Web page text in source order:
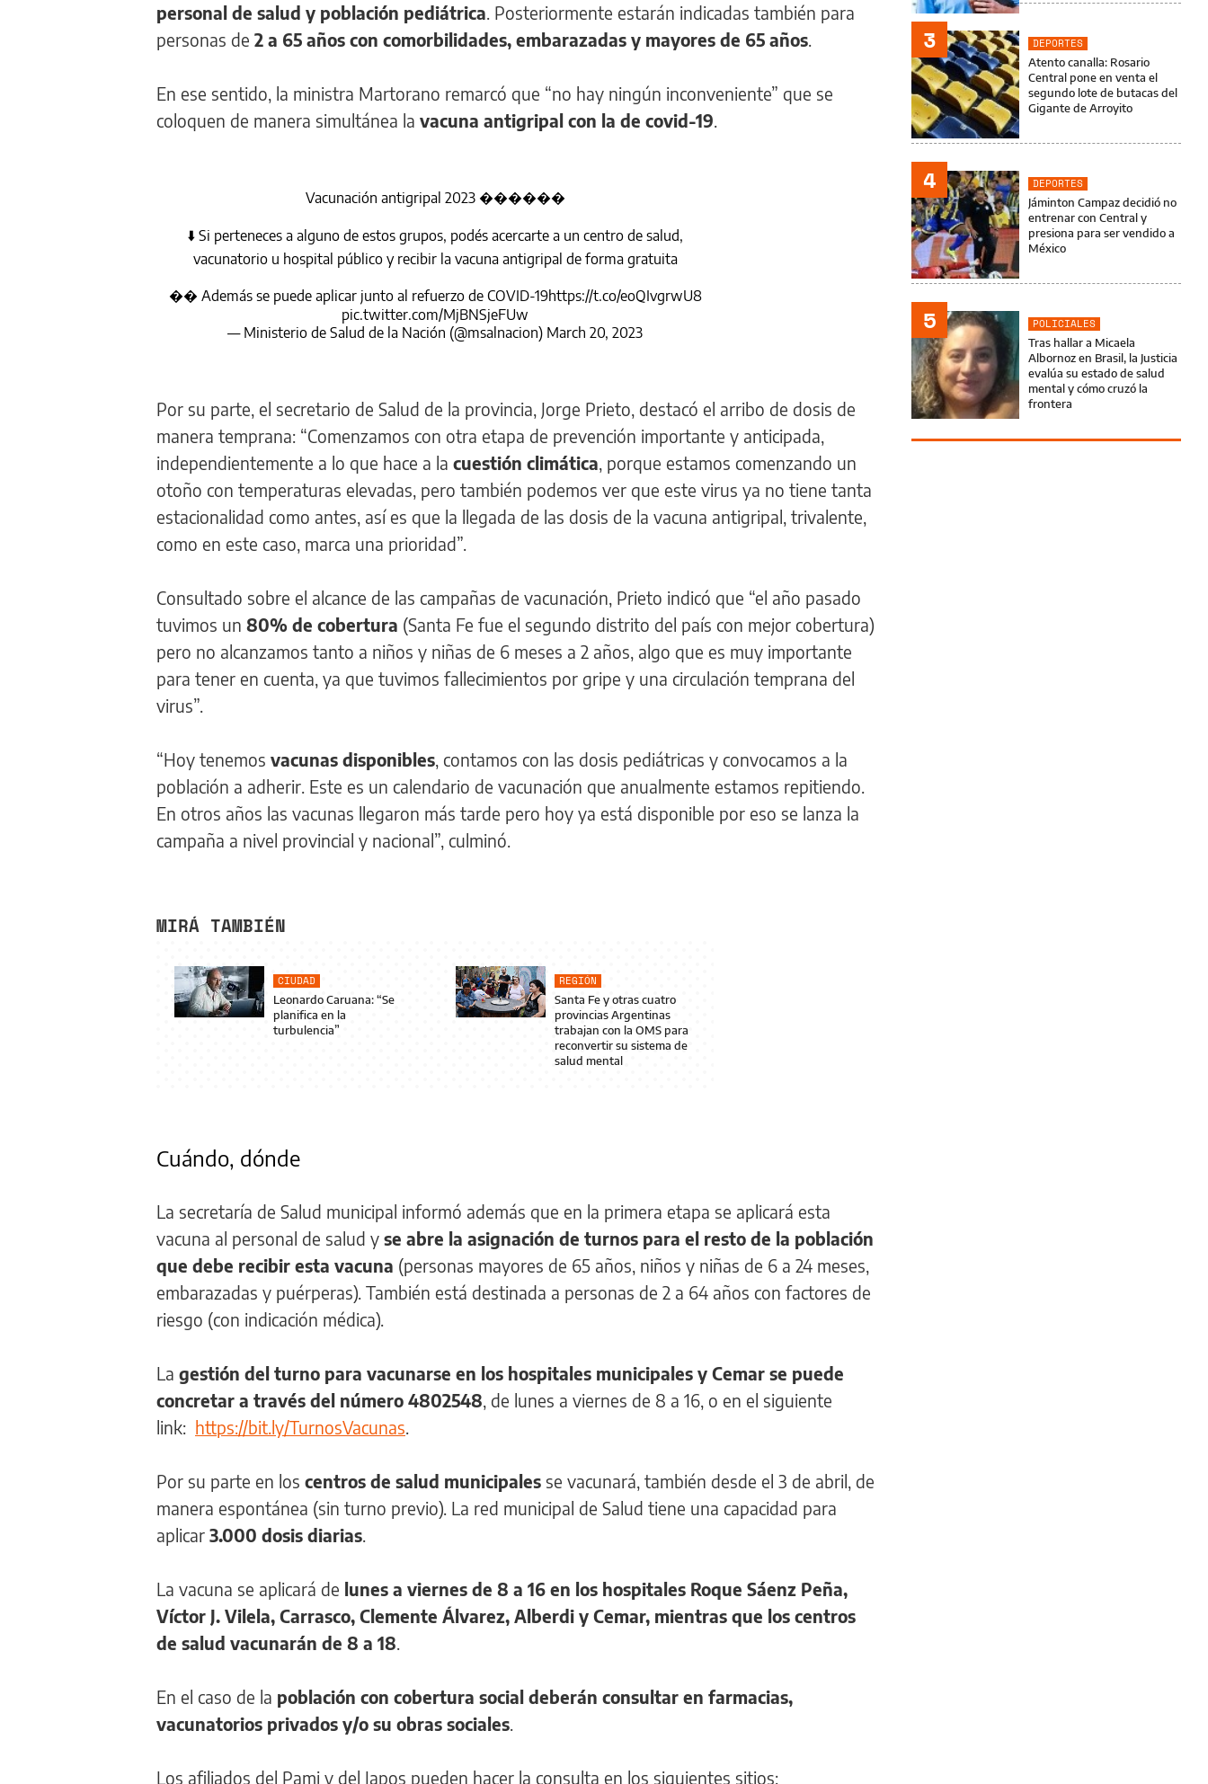
personal de salud y población pediátrica . Posteriormente estarán indicadas también para
personas de 2 a 65 años con comorbilidades, embarazadas y mayores de 65 años
En ese sentido, la ministra Martorano remarcó que “no hay ningún inconveniente” que se
coloquen de manera simultánea la vacuna antigripal con la de covid-19
Vacunación antigripal 2023 ������
⬇️ Si perteneces a alguno de estos grupos, podés acercarte a un centro de salud,
vacunatorio u hospital público y recibir la vacuna antigripal de forma gratuita
�� Además se puede aplicar junto al refuerzo de COVID-19https://t.co/eoQIvgrwU8
pic.twitter.com/MjBNSjeFUw
— Ministerio de Salud de la Nación (@msalnacion) March 20, 2023
Por su parte, el secretario de Salud de la provincia, Jorge Prieto, destacó el arribo de dosis de
manera temprana: “Comenzamos con otra etapa de prevención importante y anticipada,
independientemente a lo que hace a la cuestión climática , porque estamos comenzando un
otoño con temperaturas elevadas, pero también podemos ver que este virus ya no tiene tanta
estacionalidad como antes, así es que la llegada de las dosis de la vacuna antigripal, trivalente,
como en este caso, marca una prioridad”.
Consultado sobre el alcance de las campañas de vacunación, Prieto indicó que “el año pasado
tuvimos un 80% de cobertura (Santa Fe fue el segundo distrito del país con mejor cobertura)
pero no alcanzamos tanto a niños y niñas de 6 meses a 2 años, algo que es muy importante
para tener en cuenta, ya que tuvimos fallecimientos por gripe y una circulación temprana del
virus”.
“Hoy tenemos vacunas disponibles , contamos con las dosis pediátricas y convocamos a la
población a adherir. Este es un calendario de vacunación que anualmente estamos repitiendo.
En otros años las vacunas llegaron más tarde pero hoy ya está disponible por eso se lanza la
campaña a nivel provincial y nacional”, culminó.
MIRÁ TAMBIÉN
CIUDAD
Leonardo Caruana: “Se
planifica en la
turbulencia”
REGIÓN
Santa Fe y otras cuatro
provincias Argentinas
trabajan con la OMS para
reconvertir su sistema de
salud mental
Cuándo, dónde
La secretaría de Salud municipal informó además que en la primera etapa se aplicará esta
vacuna al personal de salud y se abre la asignación de turnos para el resto de la población
que debe recibir esta vacuna (personas mayores de 65 años, niños y niñas de 6 a 24 meses,
embarazadas y puérperas). También está destinada a personas de 2 a 64 años con factores de
riesgo (con indicación médica).
La gestión del turno para vacunarse en los hospitales municipales y Cemar se puede
concretar a través del número 4802548 , de lunes a viernes de 8 a 16, o en el siguiente
link: https://bit.ly/TurnosVacunas
Por su parte en los centros de salud municipales se vacunará, también desde el 3 de abril, de
manera espontánea (sin turno previo). La red municipal de Salud tiene una capacidad para
aplicar 3.000 dosis diarias
La vacuna se aplicará de lunes a viernes de 8 a 16 en los hospitales Roque Sáenz Peña,
Víctor J. Vilela, Carrasco, Clemente Álvarez, Alberdi y Cemar, mientras que los centros
de salud vacunarán de 8 a 18
En el caso de la población con cobertura social deberán consultar en farmacias,
vacunatorios privados y/o su obras sociales
Los afiliados del Pami y del Iapos pueden hacer la consulta en los siguientes sitios:
3
DEPORTES
Atento canalla: Rosario
Central pone en venta el
segundo lote de butacas del
Gigante de Arroyito
4
DEPORTES
Jáminton Campaz decidió no
entrenar con Central y
presiona para ser vendido a
México
5
POLICIALES
Tras hallar a Micaela
Albornoz en Brasil, la Justicia
evalúa su estado de salud
mental y cómo cruzó la
frontera